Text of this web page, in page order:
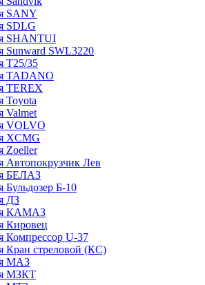
SANY
SDLG
SHANTUI
Sunward SWL3220
T25/35
TADANO
TEREX
Toyota
Valmet
VOLVO
XCMG
Zoeller
Автопокрузчик Лев
БЕЛАЗ
Бульдозер Б-10
ДЗ
КАМАЗ
Кировец
Компрессор U-37
Кран стреловой (КС)
МАЗ
МЗКТ